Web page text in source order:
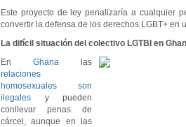
Este proyecto de ley penalizaría a cualquier
convertir la defensa de los derechos LGBT+
La difícil situación del colectivo LGTBI en
En Ghana las
relaciones
homosexuales son
ilegales y pueden
conllevar penas de
cárcel, aunque en las